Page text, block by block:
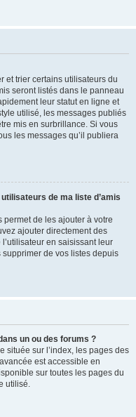
et trier certains utilisateurs du
seront listés dans le panneau
leur statut en ligne et
utilisé, les messages publiés
mis en surbrillance. Si vous
les messages qu’il publiera
de ma liste d’amis
permet de les ajouter à votre
ajouter directement des
en saisissant leur
supprimer de vos listes depuis
un ou des forums ?
située sur l’index, les pages des
est accessible en
sur toutes les pages du
utilisé.